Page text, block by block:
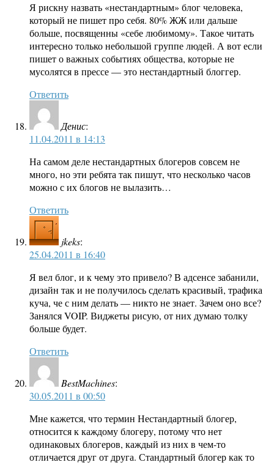
Я рискну назвать «нестандартным» блог человека,
который не пишет про себя. 80% ЖЖ или дальше
больше, посвященны «себе любимому». Такое читать
интересно только небольшой группе людей. А вот если
пишет о важных событиях общества, которые не
мусолятся в прессе — это нестандартный блоггер.
Ответить
Денис:
11.04.2011 в 14:13
На самом деле нестандартных блогеров совсем не
много, но эти ребята так пишут, что несколько часов
можно с их блогов не вылазить…
Ответить
jkeks:
25.04.2011 в 16:40
Я вел блог, и к чему это привело? В адсенсе забанили,
дизайн так и не получилось сделать красивый, трафика
куча, че с ним делать — никто не знает. Зачем оно все?
Занялся VOIP. Виджеты рисую, от них думаю толку
больше будет.
Ответить
BestMachines:
30.05.2011 в 00:50
Мне кажется, что термин Нестандартный блогер,
относится к каждому блогеру, потому что нет
одинаковых блогеров, каждый из них в чем-то
отличается друг от друга. Стандартный блогер как то